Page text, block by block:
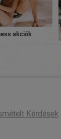
akciók
Kérdések